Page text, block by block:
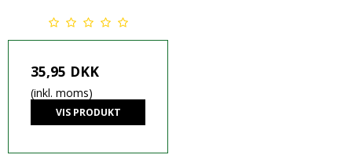
35,95 DKK
(inkl. moms)
VIS PRODUKT